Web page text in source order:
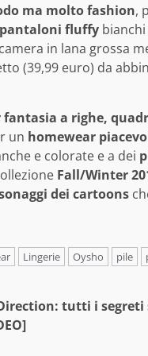
ma molto fashion,
pantaloni fluffy
in lana grossa
(39,99 euro) da
a righe,
un homewear
e colorate e a dei
Fall/Winter
dei cartoons
Lingerie Oysho pile
tutti i segreti